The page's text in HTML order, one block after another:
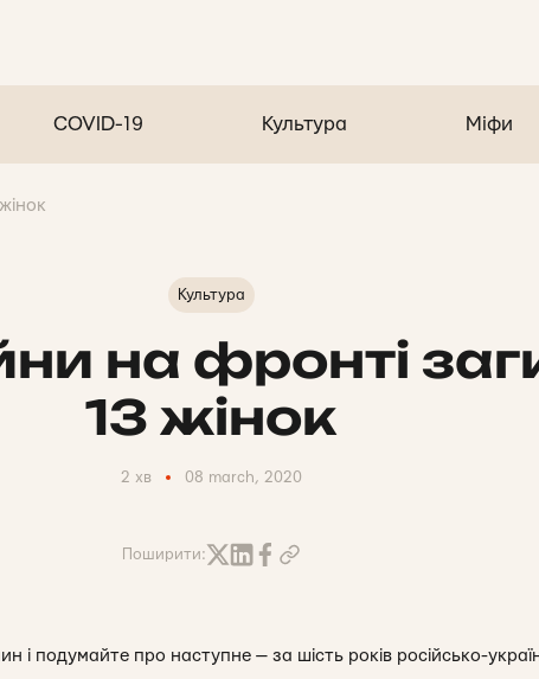
COVID-19 Культура Міфи
Культура
на фронті
13 жінок
2 хв 08 march, 2020
Поширити:
і подумайте про наступне — за шість років російсько-